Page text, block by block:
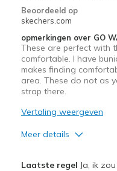
Beoordeeld op
skechers.com
opmerkingen over GO
These are perfect with
comfortable. I have
makes finding
area. These do not as
strap there.
Vertaling weergeven
Meer details
Laatste regel Ja, ik